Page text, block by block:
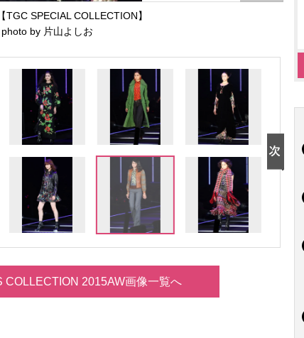
TGC SPECIAL COLLECTION】
photo by 片山よしお
COLLECTION 2015AW画像一覧へ